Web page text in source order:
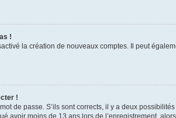
!
la création de nouveaux comptes. Il peut
!
de passe. S’ils sont corrects, il y a deux possibilités
avoir moins de 13 ans lors de l’enregistrement,